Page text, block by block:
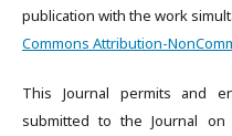
publication with the work
Commons Attribution-
This Journal permits and
submitted to the Journal